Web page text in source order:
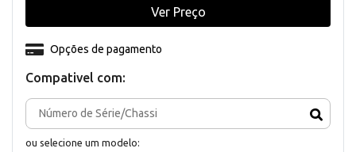
Compativel com:
ou selecione um modelo:
Opções de pagamento
Ver Preço